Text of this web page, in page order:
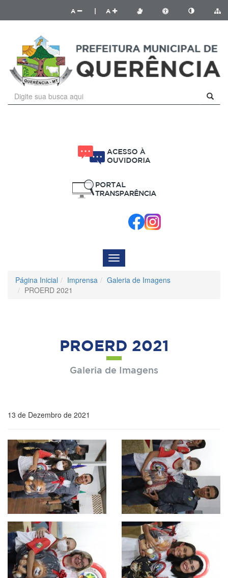
A A
Menu
de
Navegação
Página Inicial Imprensa
Galeria de Imagens
PROERD 2021
PROERD 2021
Galeria de Imagens
13 de Dezembro de 2021